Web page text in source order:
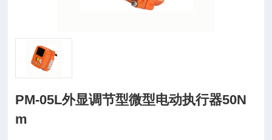
PM-05L外显调节型微型电动执行器50N
m